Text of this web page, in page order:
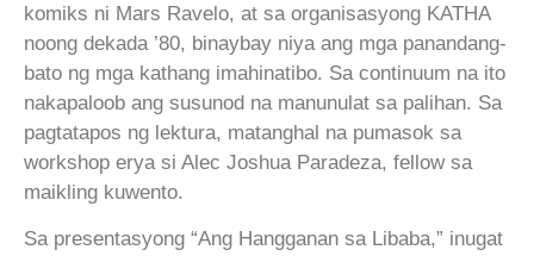
komiks ni Mars Ravelo, at sa organisasyong KATHA
noong dekada ’80, binaybay niya ang mga panandang-
bato ng mga kathang imahinatibo. Sa continuum na ito
nakapaloob ang susunod na manunulat sa palihan. Sa
pagtatapos ng lektura, matanghal na pumasok sa
workshop erya si Alec Joshua Paradeza, fellow sa
maikling kuwento.
Sa presentasyong “Ang Hangganan sa Libaba,” inugat